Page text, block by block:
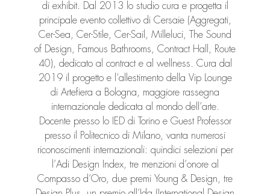
di exhibit. Dal 2013 lo studio cura e progetta il
principale evento collettivo di Cersaie (Aggregati,
Cer-Sea, Cer-Stile, Cer-Sail, Milleluci, The Sound
of Design, Famous Bathrooms, Contract Hall, Route
40), dedicato al contract e al wellness. Cura dal
2019 il progetto e l’allestimento della Vip Lounge
di Artefiera a Bologna, maggiore rassegna
internazionale dedicata al mondo dell’arte.
Docente presso lo IED di Torino e Guest Professor
presso il Politecnico di Milano, vanta numerosi
riconoscimenti internazionali: quindici selezioni per
l’Adi Design Index, tre menzioni d’onore al
Compasso d’Oro, due premi Young & Design, tre